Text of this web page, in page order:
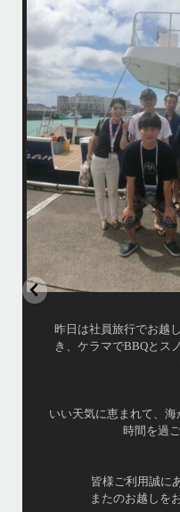
アイランドメッセージとして
了しておりますが、提携の旅
この時期になるとやはりクジ
から情報を頂き無事に親
小雨降りしきる中でしたが海
ジラが寄り添って泳
4/7（日）今シーズン最
行
アイランドメッセージ
ーは3/31で終了してお
ャーターでラ
この時期になるとやは
ダイビング船から情報
事
小雨降りしきる中でし
クジラと母クジラが寄